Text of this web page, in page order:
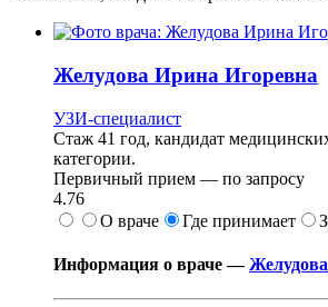
Желудова Ирина Игоревна
УЗИ-специалист
Стаж 41 год, кандидат
категории.
Первичный прием — по запросу
4.76
О враче
Где принимает
Информация о враче —